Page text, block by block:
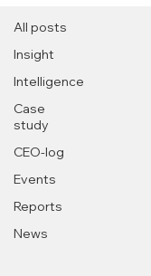
All posts
Insight
Intelligence
Case
study
CEO-log
Events
Reports
News